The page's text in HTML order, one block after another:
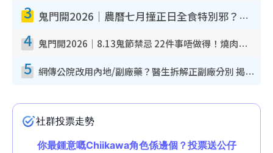
3 鬼門開2026｜農曆七月撞正日全食特別邪？專家警告切忌做一事！揭4大禁忌+2招保平安
4 鬼門開2026｜8.13鬼節禁忌 22件事唔做得！燒肉、刺身要少食？半夜勿吹口哨/打呢個電話
5 網傳公院改用內地/副廠藥？醫生拆解正副廠分別 揭4類人換藥隨時出事